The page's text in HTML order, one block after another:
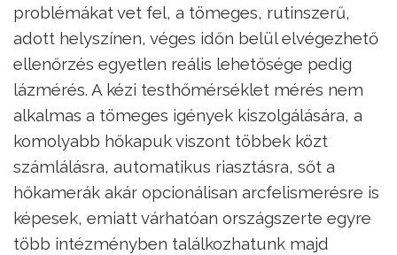
problémákat vet fel, a tömeges, rutinszerű,
adott helyszínen, véges időn belül elvégezhető
ellenőrzés egyetlen reális lehetősége pedig
lázmérés. A kézi testhőmérséklet mérés nem
alkalmas a tömeges igények kiszolgálására, a
komolyabb hőkapuk viszont többek közt
számlálásra, automatikus riasztásra, sőt a
hőkamerák akár opcionálisan arcfelismerésre is
képesek, emiatt várhatóan országszerte egyre
több intézményben találkozhatunk majd